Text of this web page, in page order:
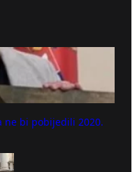
ne bi pobijedili 2020.